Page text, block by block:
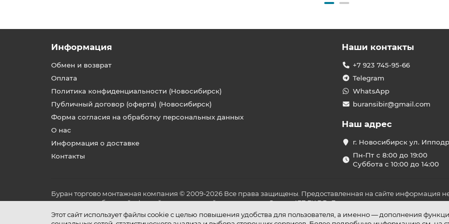
Этот сайт использует файлы cookie с целью повышения удобства для пользователя, а именно — дополнения
Информация
Обмен и возврат
Оплата
Политика конфиденциальности (Новосибирск)
Публичный договор (оферта) (Новосибирск)
Форма согласия на обработку персональных данных
О нас
Информация о доставке
Контакты
Наши контакты
+7 923 745-95-66
Telegram
WhatsApp
buransibir@gmail.com
Наш адрес
г. Новосибирск ул.
Пн-Пт с 8:00 до 19:00
Суббота с 10:00 до 14:00
Буран торгово монтажная компания © 2009-2026 Все права защищены. Предоставленная на сайте информация
не является публичной офертой, определяемой положениями Статьи 437 ГК РФ. До оплаты товара удостоверьтесь
и условиях его эксплуатации.